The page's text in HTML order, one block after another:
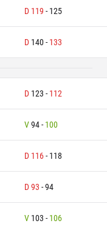
D 119 - 125
D 140- 133
D 123 - 112
V94- 100
D 116- 118
D 93 -94
V 103 - 106